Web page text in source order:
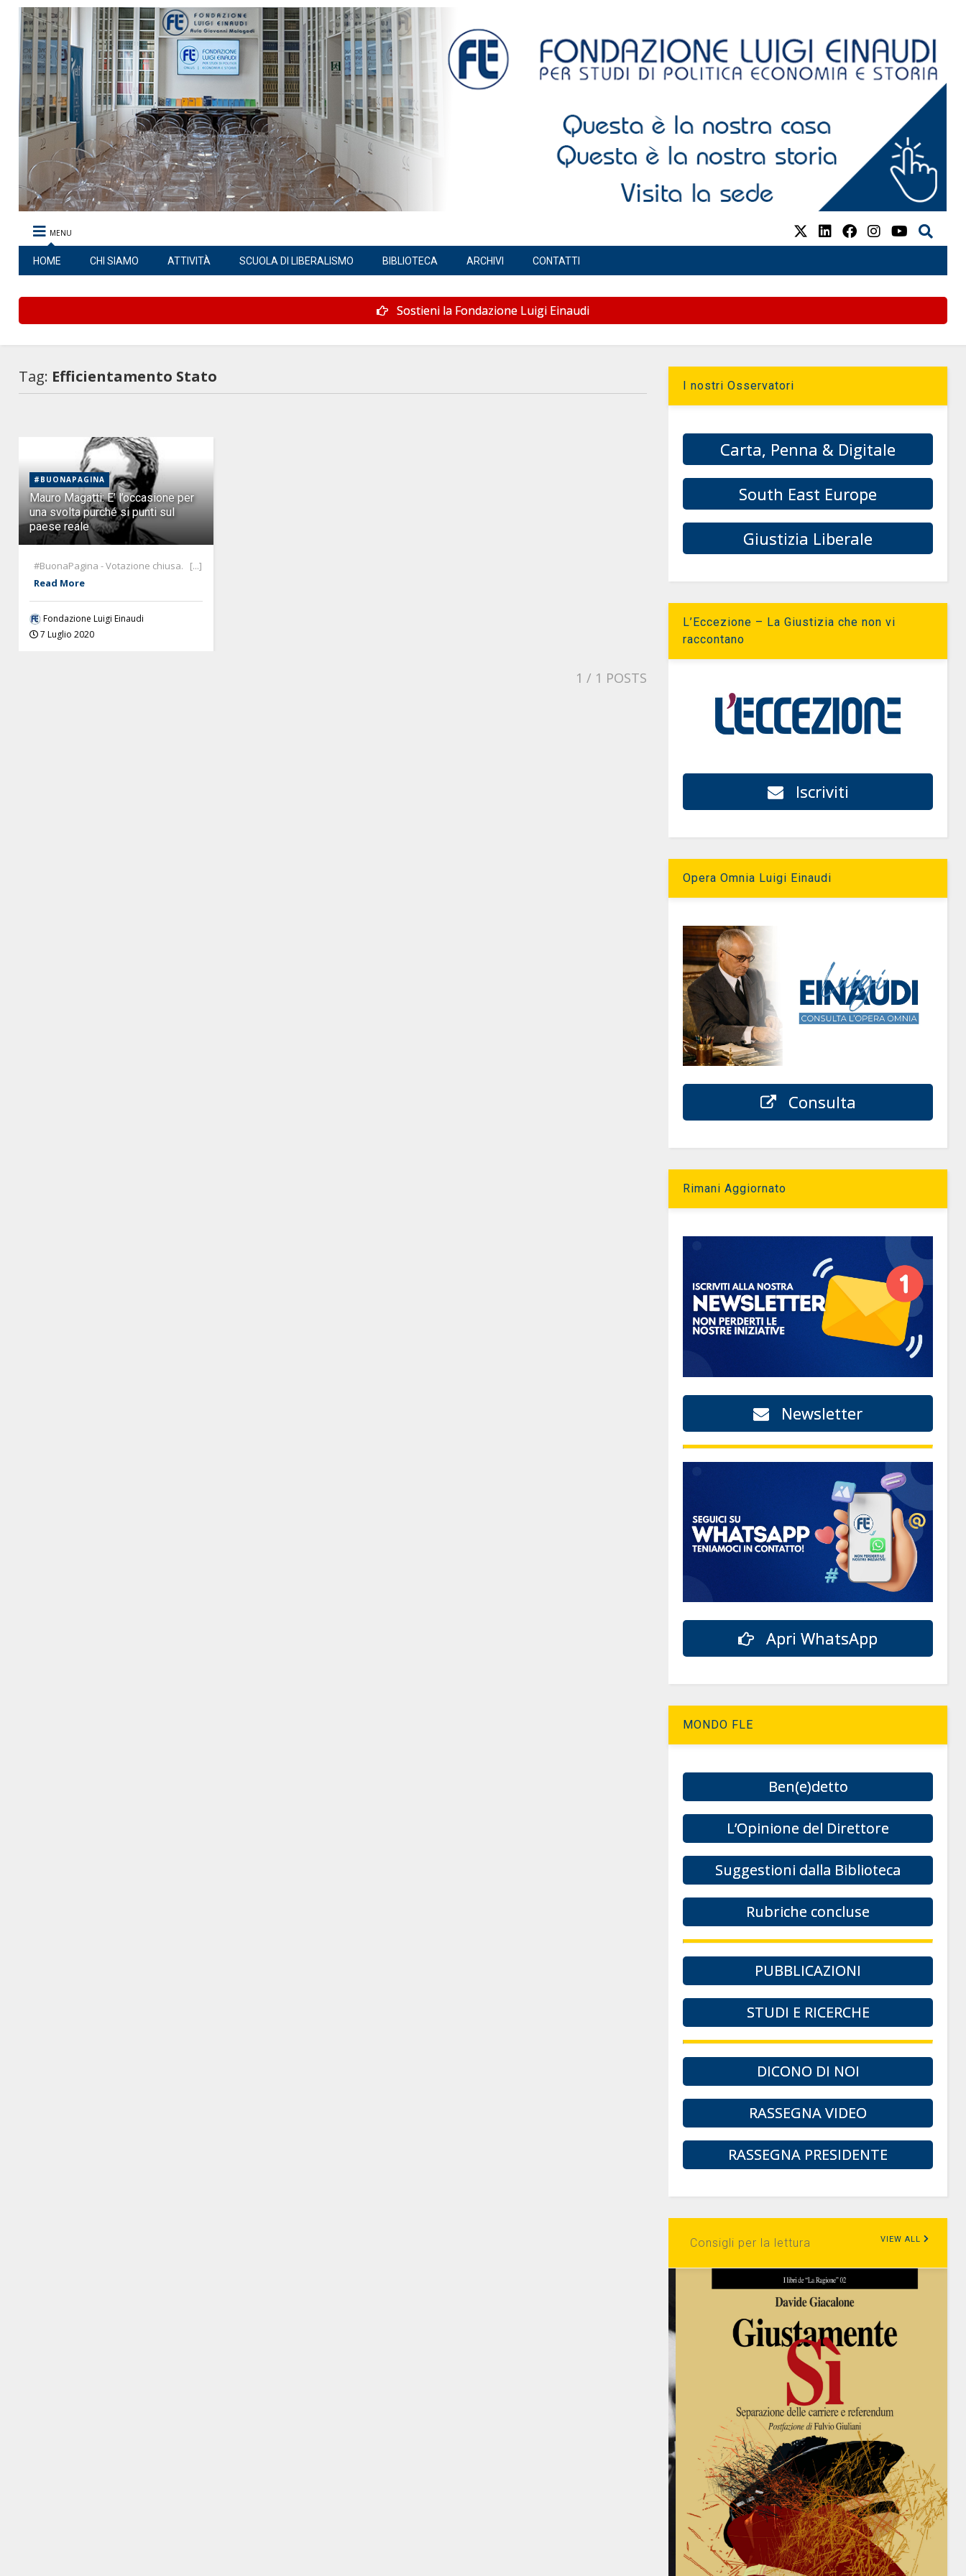
MENU
HOME CHI SIAMO ATTIVITÀ SCUOLA DI LIBERALISMO BIBLIOTECA ARCHIVI CONTATTI
Sostieni la Fondazione Luigi Einaudi
Tag: Efficientamento Stato
#BUONAPAGINA
Mauro Magatti: E’ l’occasione per
una svolta purché si punti sul
paese reale
#BuonaPagina - Votazione chiusa. [...]
Read More
Fondazione Luigi Einaudi
7 Luglio 2020
1 / 1 POSTS
I nostri Osservatori
Carta, Penna & Digitale
South East Europe
Giustizia Liberale
L’Eccezione – La Giustizia che non vi
raccontano
Iscriviti
Opera Omnia Luigi Einaudi
Consulta
Rimani Aggiornato
Newsletter
Apri WhatsApp
MONDO FLE
Ben(e)detto
L’Opinione del Direttore
Suggestioni dalla Biblioteca
Rubriche concluse
PUBBLICAZIONI
STUDI E RICERCHE
DICONO DI NOI
RASSEGNA VIDEO
RASSEGNA PRESIDENTE
Consigli per la lettura VIEW ALL